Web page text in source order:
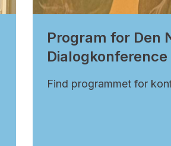
Program for Den
Find programmet for